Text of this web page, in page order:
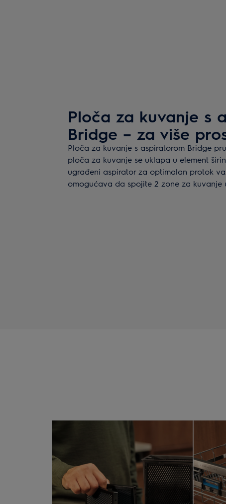
Ploča za kuvanje s
Bridge – za više
Ploča za kuvanje s aspiratorom Bridge
ploča za kuvanje se uklapa u element
ugrađeni aspirator za optimalan protok
omogućava da spojite 2 zone za kuvanje